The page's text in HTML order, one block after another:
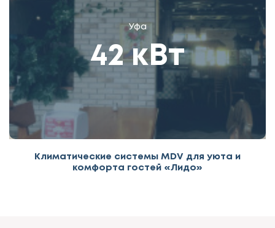
Уфа
42 кВт
Климатические системы MDV для уюта и
комфорта гостей «Лидо»